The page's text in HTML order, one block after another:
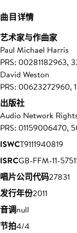
曲目详情
艺术家与作曲家
Paul Michael Harris
PRS: 00281182963,
David Weston
PRS: 00623272960,
出版社
Audio Network
PRS: 01159006470,
ISWCT9111940819
ISRCGB-FFM-11-
唱片公司代码27831
发行年份2011
音调null
节拍4/4